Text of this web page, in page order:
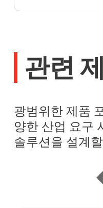
관련
광범위한 제품
양한 산업 요구
솔루션을 설계